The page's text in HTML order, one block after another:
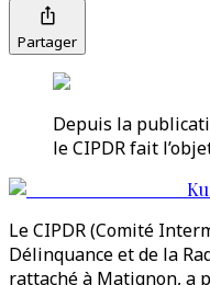
Partager
Depuis la
le CIPDR fait
Le CIPDR (Comité
Délinquance et de la
rattaché à Matignon, a